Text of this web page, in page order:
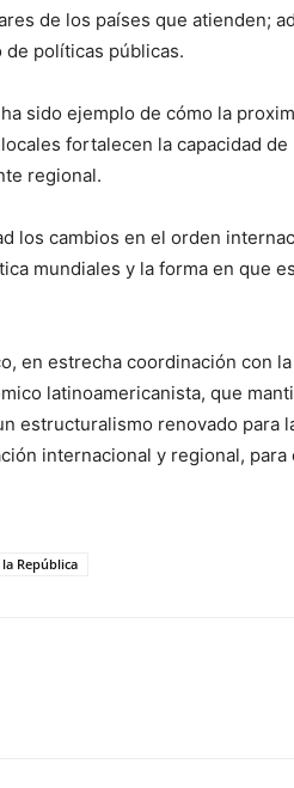
de los países que atienden;
políticas públicas.
sido ejemplo de cómo la
fortalecen la capacidad de
regional.
los cambios en el orden
mundiales y la forma en que
en estrecha coordinación con
latinoamericanista, que
estructuralismo renovado para
internacional y regional, para
República